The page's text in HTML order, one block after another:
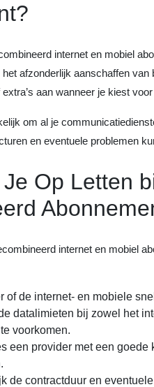
internet en mobiel
afzonderlijk aanschaffen
aan wanneer je kiest
om al je
en eventuele problemen
Op Letten
internet en mobiel
of de internet- en mobiele
datalimieten bij zowel het
voorkomen.
een provider met een
de contractduur en